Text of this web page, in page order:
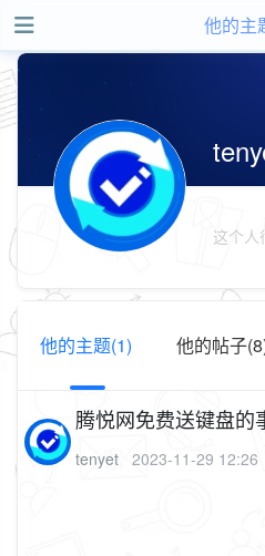
他的主
这个人
他的主题(1) 他的帖子
腾悦网免费送键盘的
tenyet 2023-11-29 12:26